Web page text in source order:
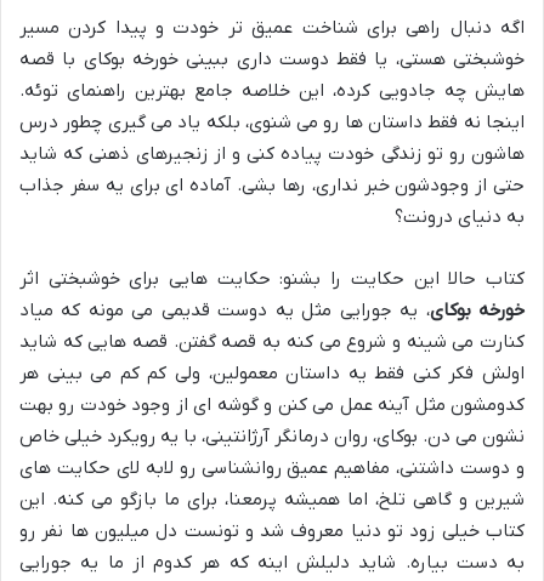
اگه دنبال راهی برای شناخت عمیق تر خودت و پیدا کردن مسیر
خوشبختی هستی، یا فقط دوست داری ببینی خورخه بوکای با قصه
هایش چه جادویی کرده، این خلاصه جامع بهترین راهنمای توئه.
اینجا نه فقط داستان ها رو می شنوی، بلکه یاد می گیری چطور درس
هاشون رو تو زندگی خودت پیاده کنی و از زنجیرهای ذهنی که شاید
حتی از وجودشون خبر نداری، رها بشی. آماده ای برای یه سفر جذاب
به دنیای درونت؟
کتاب حالا این حکایت را بشنو: حکایت هایی برای خوشبختی اثر
خورخه بوکای، یه جورایی مثل یه دوست قدیمی می مونه که میاد
کنارت می شینه و شروع می کنه به قصه گفتن. قصه هایی که شاید
اولش فکر کنی فقط یه داستان معمولین، ولی کم کم می بینی هر
کدومشون مثل آینه عمل می کنن و گوشه ای از وجود خودت رو بهت
نشون می دن. بوکای، روان درمانگر آرژانتینی، با یه رویکرد خیلی خاص
و دوست داشتنی، مفاهیم عمیق روانشناسی رو لابه لای حکایت های
شیرین و گاهی تلخ، اما همیشه پرمعنا، برای ما بازگو می کنه. این
کتاب خیلی زود تو دنیا معروف شد و تونست دل میلیون ها نفر رو
به دست بیاره. شاید دلیلش اینه که هر کدوم از ما یه جورایی